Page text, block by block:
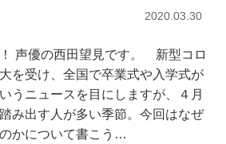
2020.03.30
声優の西田望見です。 新型コロ
を受け、全国で卒業式や入学式が
うニュースを目にしますが、４月
み出す人が多い季節。今回はなぜ
かについて書こう…